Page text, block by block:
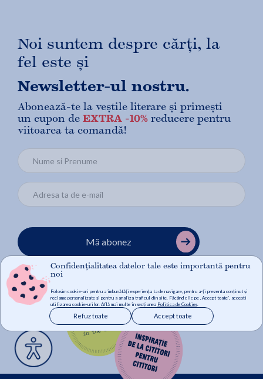
Confidențialitatea datelor tale este importantă pentru
noi
Folosim cookie-uri pentru a îmbunătăți experiența ta de navigare, pentru a-ți prezenta conținut și
reclame personalizate și pentru a analiza traficul din site. Făcând clic pe „Accept toate”, accepți
utilizarea cookie-urilor. Află mai multe în secțiunea Politica de Cookies.
Accept toate
Refuz toate
Noi suntem despre cărți, la
fel este și
Newsletter-ul nostru.
Abonează-te la veștile literare și primești
un cupon de EXTRA -10% reducere pentru
viitoarea ta comandă!
Mă abonez